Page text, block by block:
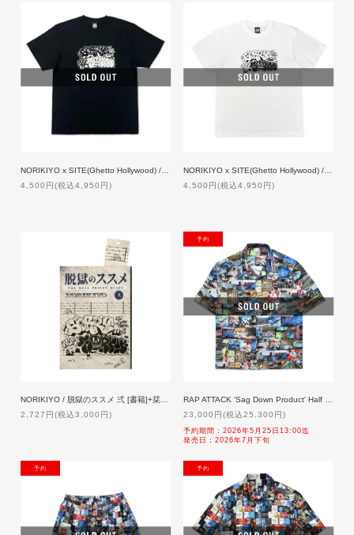
4,500円(税込4,950円)
4,500円(税込4,950円)
2,727円(税込3,000円)
NEW
RAP ATTACK 'Sag Down Product' Half Sleeve Shirt 「予約」 7月下旬発売
23,000円(税込25,300円)
予約期間：2026年5月25日13:00迄
発売日：2026年7月下旬
NEW NEW